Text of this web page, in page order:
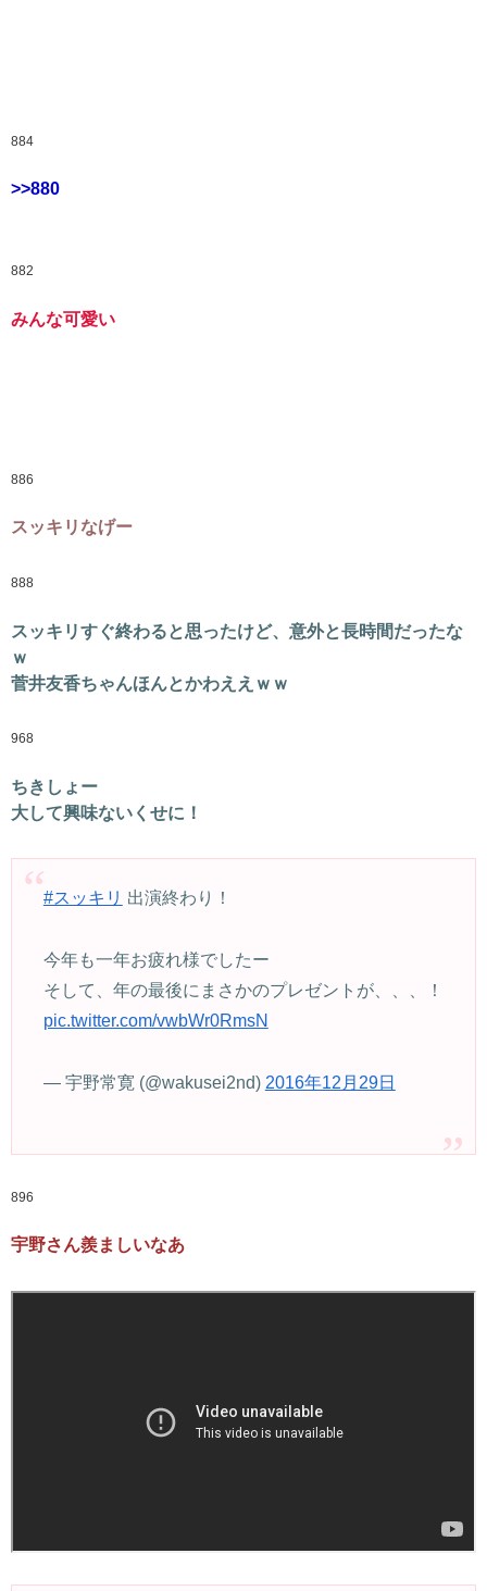
884
>>880
882
みんな可愛い
886
スッキリなげー
888
スッキリすぐ終わると思ったけど、意外と長時間だったな
ｗ
菅井友香ちゃんほんとかわええｗｗ
968
ちきしょー
大して興味ないくせに！
#スッキリ 出演終わり！
今年も一年お疲れ様でしたー
そして、年の最後にまさかのプレゼントが、、、！
pic.twitter.com/vwbWr0RmsN
— 宇野常寛 (@wakusei2nd) 2016年12月29日
896
宇野さん羨ましいなあ